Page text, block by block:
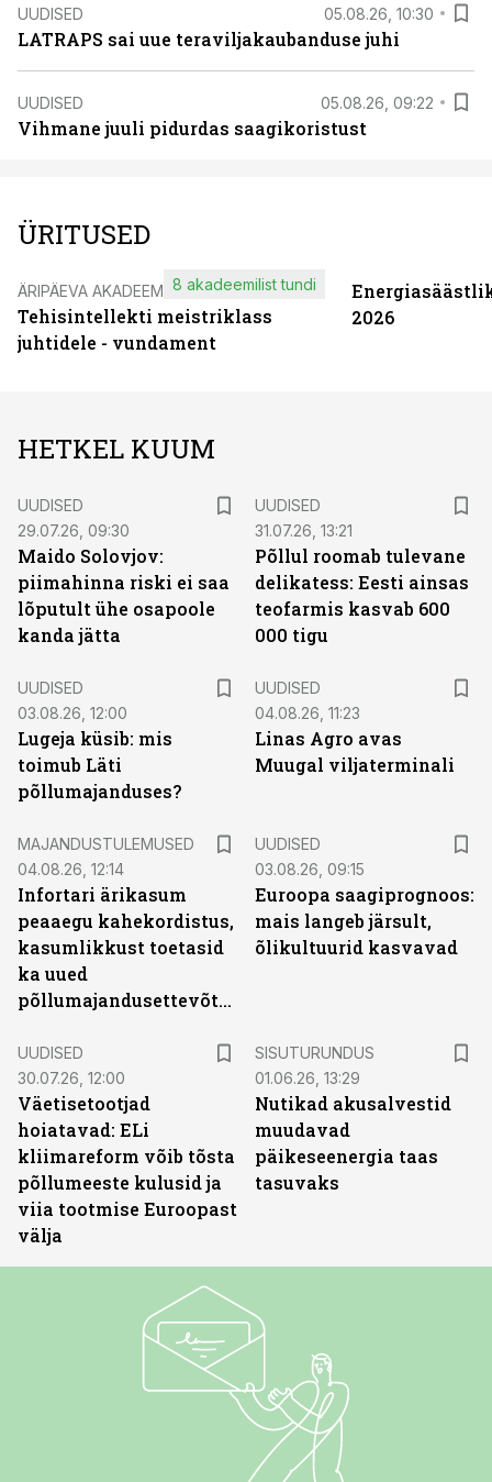
UUDISED 05.08.26, 10:30
LATRAPS sai uue teraviljakaubanduse juhi
UUDISED 05.08.26, 09:22
Vihmane juuli pidurdas saagikoristust
ÜRITUSED
ÄRIPÄEVA AKADEEMIA
Tehisintellekti meistriklass
juhtidele - vundament
8 akadeemilist tundi
2026
HETKEL KUUM
UUDISED
29.07.26, 09:30
Maido Solovjov:
piimahinna riski ei saa
lõputult ühe osapoole
kanda jätta
UUDISED
31.07.26, 13:21
Põllul roomab tulevane
delikatess: Eesti ainsas
teofarmis kasvab 600
000 tigu
UUDISED
03.08.26, 12:00
Lugeja küsib: mis
toimub Läti
põllumajanduses?
UUDISED
04.08.26, 11:23
Linas Agro avas
Muugal viljaterminali
MAJANDUSTULEMUSED
04.08.26, 12:14
Infortari ärikasum
peaaegu kahekordistus,
kasumlikkust toetasid
ka uued
põllumajandusettevõtted
UUDISED
03.08.26, 09:15
Euroopa saagiprognoos:
mais langeb järsult,
õlikultuurid kasvavad
UUDISED
30.07.26, 12:00
Väetisetootjad
hoiatavad: ELi
kliimareform võib tõsta
põllumeeste kulusid ja
viia tootmise Euroopast
välja
SISUTURUNDUS
01.06.26, 13:29
Nutikad akusalvestid
muudavad
päikeseenergia taas
tasuvaks